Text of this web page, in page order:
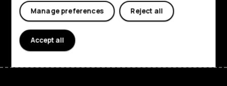
Support
FacebookInstagram
Tiktok
Reject all
Manage preferences
Accept all